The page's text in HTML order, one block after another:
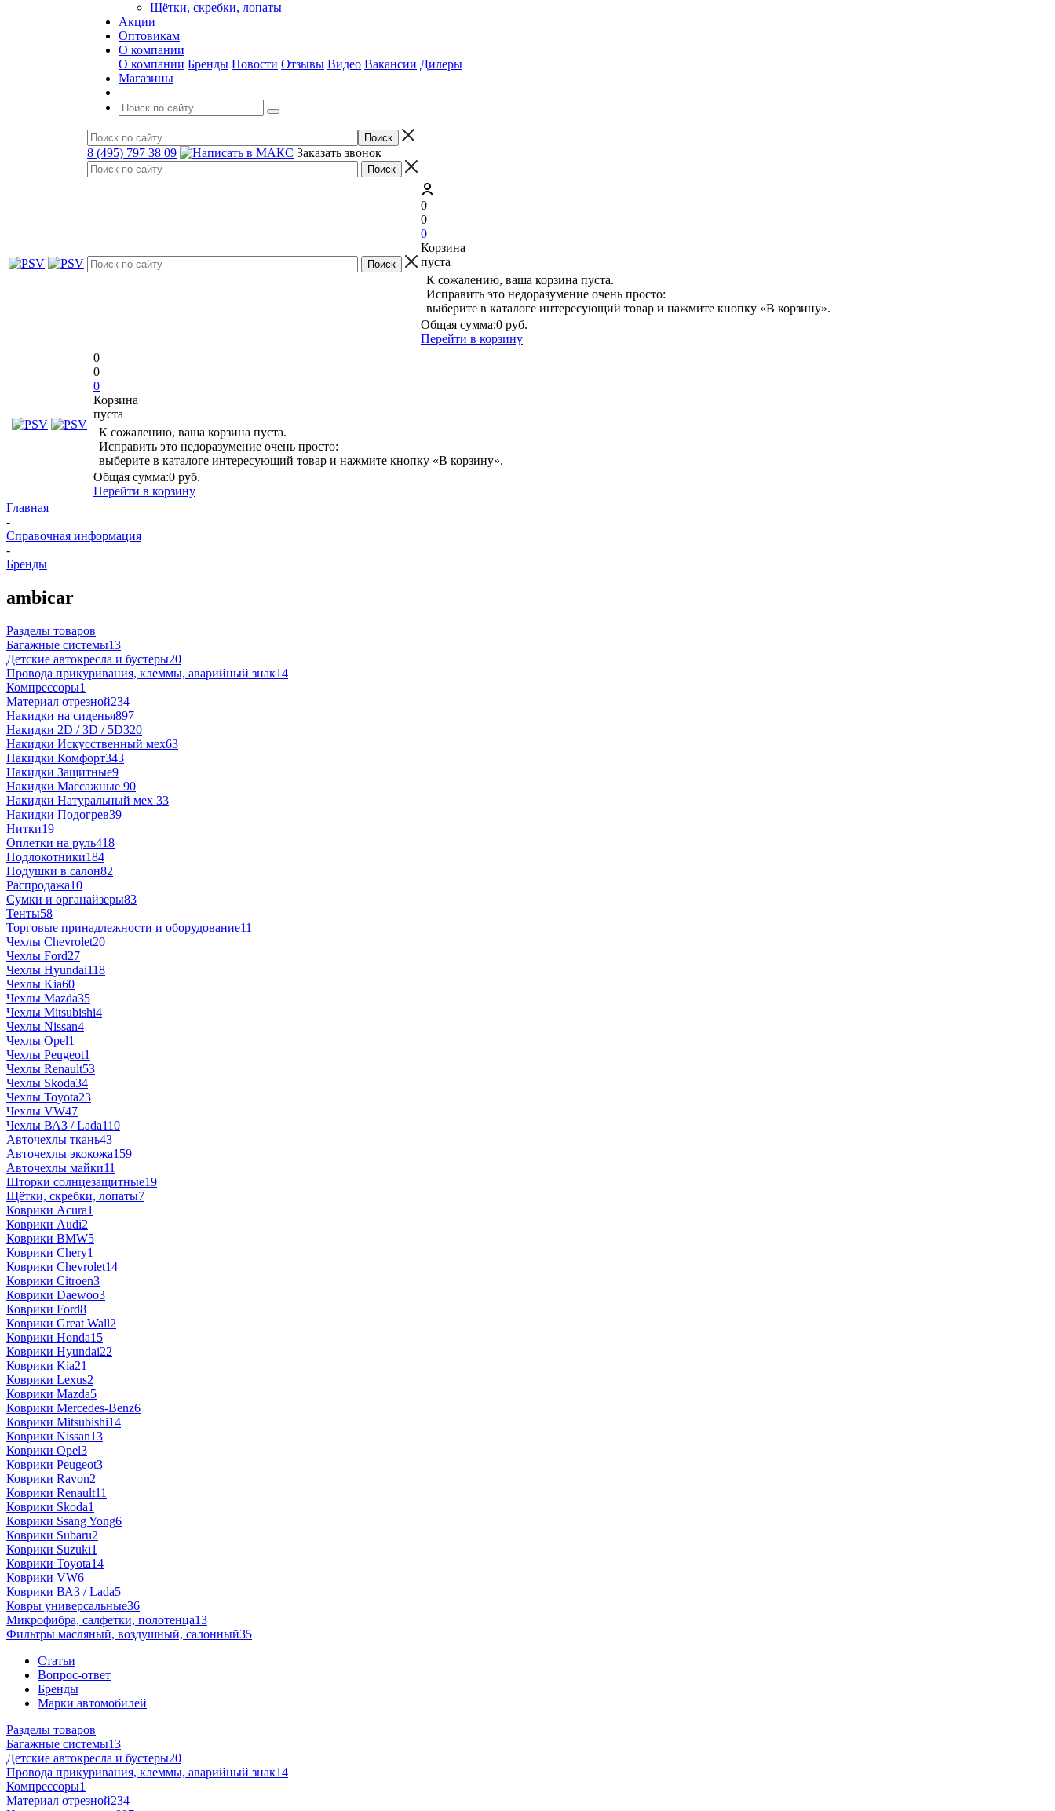
Щётки, скребки, лопаты
Акции
Оптовикам
О компании
О компании Бренды Новости Отзывы Видео Вакансии Дилеры
Магазины
8 (495) 797 38 09 Заказать звонок
0
0
0
Корзина
пуста
К сожалению, ваша корзина пуста.
Исправить это недоразумение очень просто:
выберите в каталоге интересующий товар и нажмите кнопку «В корзину».
Общая сумма:0 руб.
Перейти в корзину
0
0
0
Корзина
пуста
К сожалению, ваша корзина пуста.
Исправить это недоразумение очень просто:
выберите в каталоге интересующий товар и нажмите кнопку «В корзину».
Общая сумма:0 руб.
Перейти в корзину
Главная
-
Справочная информация
-
Бренды
ambicar
Разделы товаров
Багажные системы13
Детские автокресла и бустеры20
Провода прикуривания, клеммы, аварийный знак14
Компрессоры1
Материал отрезной234
Накидки на сиденья897
Накидки 2D / 3D / 5D320
Накидки Искусственный мех63
Накидки Комфорт343
Накидки Защитные9
Накидки Массажные 90
Накидки Натуральный мех 33
Накидки Подогрев39
Нитки19
Оплетки на руль418
Подлокотники184
Подушки в салон82
Распродажа10
Сумки и органайзеры83
Тенты58
Торговые принадлежности и оборудование11
Чехлы Chevrolet20
Чехлы Ford27
Чехлы Hyundai118
Чехлы Kia60
Чехлы Mazda35
Чехлы Mitsubishi4
Чехлы Nissan4
Чехлы Opel1
Чехлы Peugeot1
Чехлы Renault53
Чехлы Skoda34
Чехлы Toyota23
Чехлы VW47
Чехлы ВАЗ / Lada110
Авточехлы ткань43
Авточехлы экокожа159
Авточехлы майки11
Шторки солнцезащитные19
Щётки, скребки, лопаты7
Коврики Acura1
Коврики Audi2
Коврики BMW5
Коврики Chery1
Коврики Chevrolet14
Коврики Citroen3
Коврики Daewoo3
Коврики Ford8
Коврики Great Wall2
Коврики Honda15
Коврики Hyundai22
Коврики Kia21
Коврики Lexus2
Коврики Mazda5
Коврики Mercedes-Benz6
Коврики Mitsubishi14
Коврики Nissan13
Коврики Opel3
Коврики Peugeot3
Коврики Ravon2
Коврики Renault11
Коврики Skoda1
Коврики Ssang Yong6
Коврики Subaru2
Коврики Suzuki1
Коврики Toyota14
Коврики VW6
Коврики ВАЗ / Lada5
Ковры универсальные36
Микрофибра, салфетки, полотенца13
Фильтры масляный, воздушный, салонный35
Статьи
Вопрос-ответ
Бренды
Марки автомобилей
Разделы товаров
Багажные системы13
Детские автокресла и бустеры20
Провода прикуривания, клеммы, аварийный знак14
Компрессоры1
Материал отрезной234